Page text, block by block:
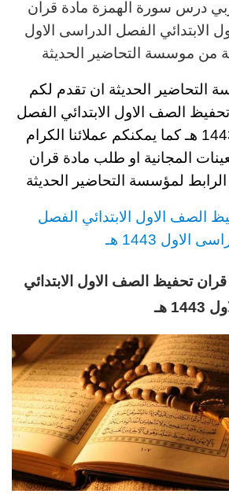
درس سورة الهمزة مادة قران
الابتدائي الفصل الدراسى الاول
من موسسة التحاضير الحديثة
التحاضير الحديثة ان تقدم لكم
الصف الاول الابتدائي الفصل
كما يمكنكم عملائنا الكرام
المجانية او طلب مادة قران
لمؤسسة التحاضير الحديثة
الصف الاول الابتدائي الفصل
الاول 1443 هـ
تحفيظ الصف الاول الابتدائي
هـ